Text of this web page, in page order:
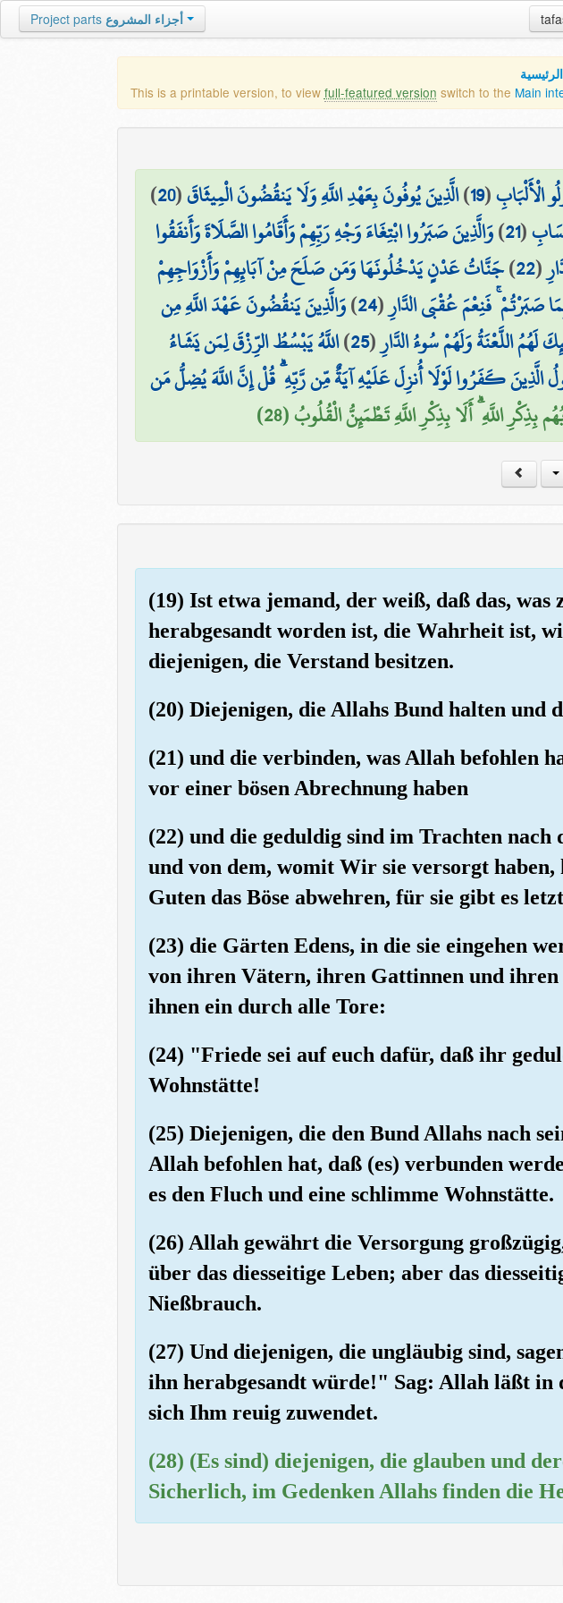
Project parts أجزاء المشروع
This is a printable version, to view full-featured version switch to the Main
الْأَلْبَابِ(
19
)الَّذِينَ يُوفُونَ بِعَهْدِ اللَّهِ وَلَا يَنقُضُونَ الْمِيثَاقَ(
20
)
(
21
)وَالَّذِينَ صَبَرُوا ابْتِغَاءَ وَجْهِ رَبِّهِمْ وَأَقَامُوا الصَّلَاةَ وَأَنفَقُوا
(
22
)جَنَّاتُ عَدْنٍ يَدْخُلُونَهَا وَمَن صَلَحَ مِنْ آبَائِهِمْ وَأَزْوَاجِهِمْ
فَنِعْمَ عُقْبَى الدَّارِ(
24
)وَالَّذِينَ يَنقُضُونَ عَهْدَ اللَّهِ مِن
اللَّعْنَةُ وَلَهُمْ سُوءُ الدَّارِ(
25
)اللَّهُ يَبْسُطُ الرِّزْقَ لِمَن يَشَاءُ
الَّذِينَ كَفَرُوا لَوْلَا أُنزِلَ عَلَيْهِ آيَةٌ مِّن رَّبِّهِ ۗ قُلْ إِنَّ اللَّهَ يُضِلُّ مَن
بِذِكْرِ اللَّهِ ۗ أَلَا بِذِكْرِ اللَّهِ تَطْمَئِنُّ الْقُلُوبُ (28)
(19) Ist etwa jemand, der weiß, daß das,
herabgesandt worden ist, die Wahrheit ist,
diejenigen, die Verstand besitzen.
(20) Diejenigen, die Allahs Bund halten und
(21) und die verbinden, was Allah befohlen
vor einer bösen Abrechnung haben
(22) und die geduldig sind im Trachten
und von dem, womit Wir sie versorgt
Guten das Böse abwehren, für sie gibt es
(23) die Gärten Edens, in die sie eingehen
von ihren Vätern, ihren Gattinnen und
ihnen ein durch alle Tore:
(24) "Friede sei auf euch dafür, daß ihr
Wohnstätte!
(25) Diejenigen, die den Bund Allahs nach
Allah befohlen hat, daß (es) verbunden
es den Fluch und eine schlimme Wohnstätte.
(26) Allah gewährt die Versorgung
über das diesseitige Leben; aber das
Nießbrauch.
(27) Und diejenigen, die ungläubig sind,
ihn herabgesandt würde!" Sag: Allah läßt
sich Ihm reuig zuwendet.
(28) (Es sind) diejenigen, die glauben und
Sicherlich, im Gedenken Allahs finden die